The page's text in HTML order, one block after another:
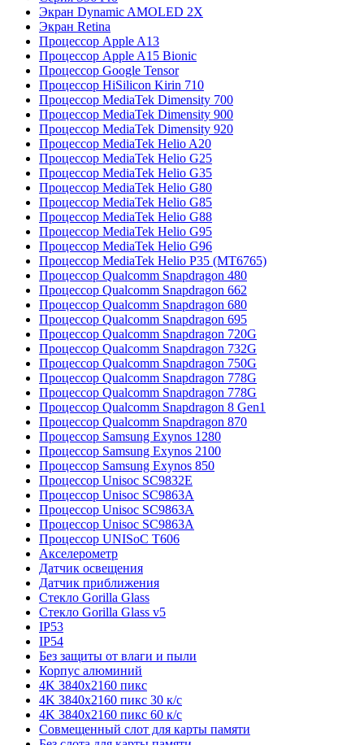
Экран Dynamic AMOLED 2X
Экран Retina
Процессор Apple A13
Процессор Apple A15 Bionic
Процессор Google Tensor
Процессор HiSilicon Kirin 710
Процессор MediaTek Dimensity 700
Процессор MediaTek Dimensity 900
Процессор MediaTek Dimensity 920
Процессор MediaTek Helio A20
Процессор MediaTek Helio G25
Процессор MediaTek Helio G35
Процессор MediaTek Helio G80
Процессор MediaTek Helio G85
Процессор MediaTek Helio G88
Процессор MediaTek Helio G95
Процессор MediaTek Helio G96
Процессор MediaTek Helio P35 (MT6765)
Процессор Qualcomm Snapdragon 480
Процессор Qualcomm Snapdragon 662
Процессор Qualcomm Snapdragon 680
Процессор Qualcomm Snapdragon 695
Процессор Qualcomm Snapdragon 720G
Процессор Qualcomm Snapdragon 732G
Процессор Qualcomm Snapdragon 750G
Процессор Qualcomm Snapdragon 778G
Процессор Qualcomm Snapdragon 778G
Процессор Qualcomm Snapdragon 8 Gen1
Процессор Qualcomm Snapdragon 870
Процессор Samsung Exynos 1280
Процессор Samsung Exynos 2100
Процессор Samsung Exynos 850
Процессор Unisoc SC9832E
Процессор Unisoc SC9863A
Процессор Unisoc SC9863A
Процессор Unisoc SC9863A
Процессор UNISoC T606
Акселерометр
Датчик освещения
Датчик приближения
Стекло Gorilla Glass
Стекло Gorilla Glass v5
IP53
IP54
Без защиты от влаги и пыли
Корпус алюминий
4K 3840x2160 пикс
4K 3840x2160 пикс 30 к/с
4K 3840x2160 пикс 60 к/с
Совмещенный слот для карты памяти